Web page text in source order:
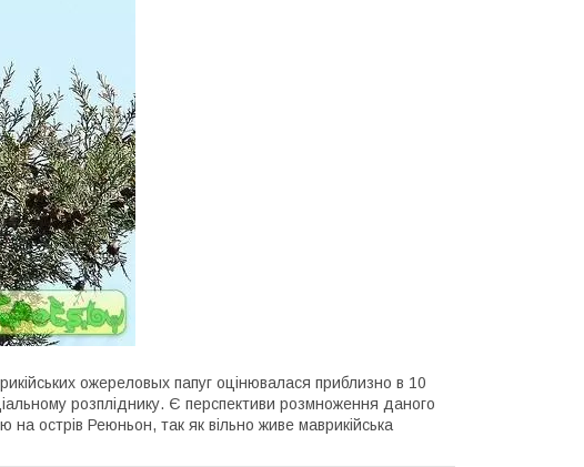
ожереловых папуг оцінювалася приблизно в 10
розпліднику. Є перспективи розмноження даного
острів Реюньон, так як вільно живе маврикійська